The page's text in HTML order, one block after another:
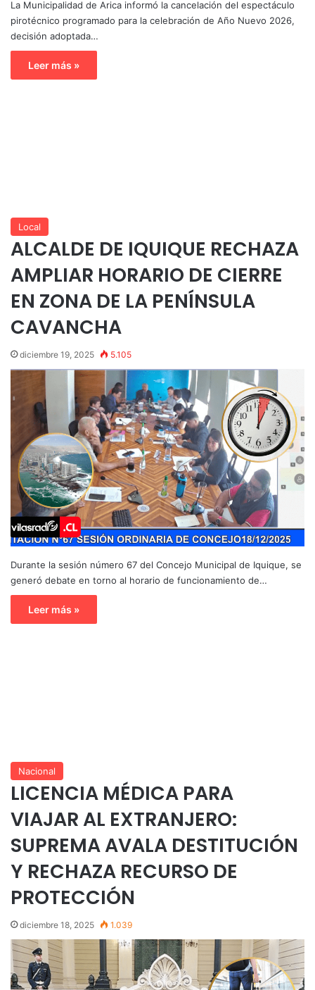
La Municipalidad de Arica informó la cancelación del espectáculo
pirotécnico programado para la celebración de Año Nuevo 2026,
decisión adoptada…
Leer más »
Local
ALCALDE DE IQUIQUE RECHAZA
AMPLIAR HORARIO DE CIERRE
EN ZONA DE LA PENÍNSULA
CAVANCHA
diciembre 19, 2025 5.105
Durante la sesión número 67 del Concejo Municipal de Iquique, se
generó debate en torno al horario de funcionamiento de…
Leer más »
Nacional
LICENCIA MÉDICA PARA
VIAJAR AL EXTRANJERO:
SUPREMA AVALA DESTITUCIÓN
Y RECHAZA RECURSO DE
PROTECCIÓN
diciembre 18, 2025 1.039